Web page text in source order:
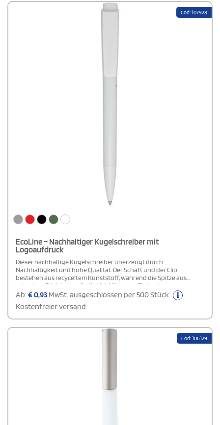
Cod: 107928
EcoLine – Nachhaltiger Kugelschreiber mit
Logoaufdruck
Dieser nachhaltige Kugelschreiber überzeugt durch
Nachhaltigkeit und hohe Qualität. Der Schaft und der Clip
bestehen aus recyceltem Kunststoff, während die Spitze aus
robustem Edelstahl gefertigt ist. Mit blauer Tinte, einer
Schreiblänge von 3000 Metern und einer Strichstärke von 1,00 mm
bietet der Stift ein angenehmes Schreibgefühl und eine lange
Haltbarkeit. Hergestellt in Deutschland, ist dieser Kugelschreiber
die ideale Wahl für umweltbewusste Nutzer, die auf Langlebigkeit
setzen.
Ab:€0,93 MwSt. ausgeschlossen per 500 Stück
Kostenfreier versand
Cod: 106129